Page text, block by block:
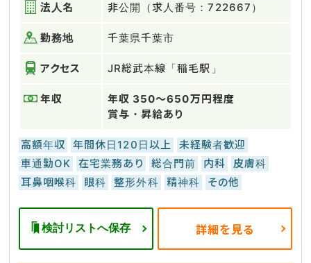
法人名 非公開（求人番号：722667）
勤務地 千葉県千葉市
アクセス JR総武本線「稲毛駅」
年収
年収 350～650万円程度
賞与・昇給あり
高額年収 年間休日120日以上
未経験者歓迎
車通勤OK
在宅業務あり 総合門前 内科
皮膚科
耳鼻咽喉科
眼科 整形外科 精神科 その他
検討リストへ保存 詳細を見る